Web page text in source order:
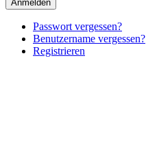
Anmelden
Passwort vergessen?
Benutzername vergessen?
Registrieren